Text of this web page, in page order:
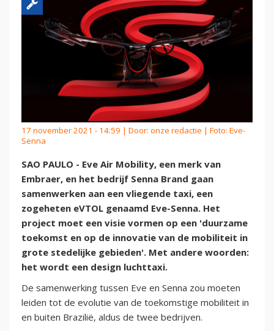
17 november 2021 - 14:59 | Door: onze redactie | Foto: Eve-
Senna
SAO PAULO - Eve Air Mobility, een merk van
Embraer, en het bedrijf Senna Brand gaan
samenwerken aan een vliegende taxi, een
zogeheten eVTOL genaamd Eve-Senna. Het
project moet een visie vormen op een 'duurzame
toekomst en op de innovatie van de mobiliteit in
grote stedelijke gebieden'. Met andere woorden:
het wordt een design luchttaxi.
De samenwerking tussen Eve en Senna zou moeten
leiden tot de evolutie van de toekomstige mobiliteit in
en buiten Brazilië, aldus de twee bedrijven.